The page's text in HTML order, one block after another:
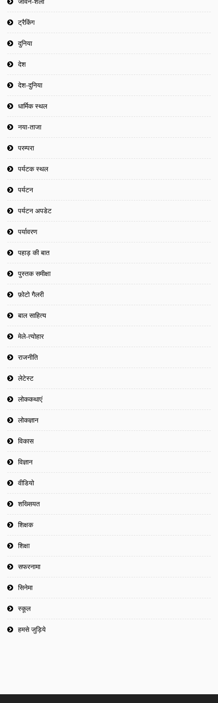
ट्रैकिंग
दुनिया
देश
देश-दुनिया
धार्मिक स्थल
नया-ताजा
परम्परा
पर्यटक स्थल
पर्यटन
पर्यटन अपडेट
पर्यावरण
पहाड़ की बात
पुस्तक समीक्षा
फ़ोटो गैलरी
बाल साहित्य
मेले-त्योहार
राजनीति
लेटेस्ट
लोककथाएं
लोकज्ञान
विकास
विज्ञान
वीडियो
शख्सियत
शिक्षक
शिक्षा
सफरनामा
सिनेमा
स्कूल
हमसे जुड़िये